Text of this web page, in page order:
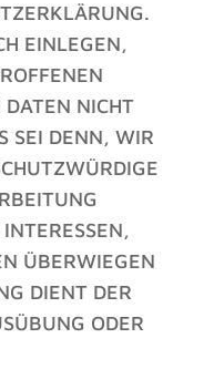
EINLEGEN,
DATEN NICHT
SEI DENN, WIR
ÜBERWIEGEN
DIENT DER
ODER